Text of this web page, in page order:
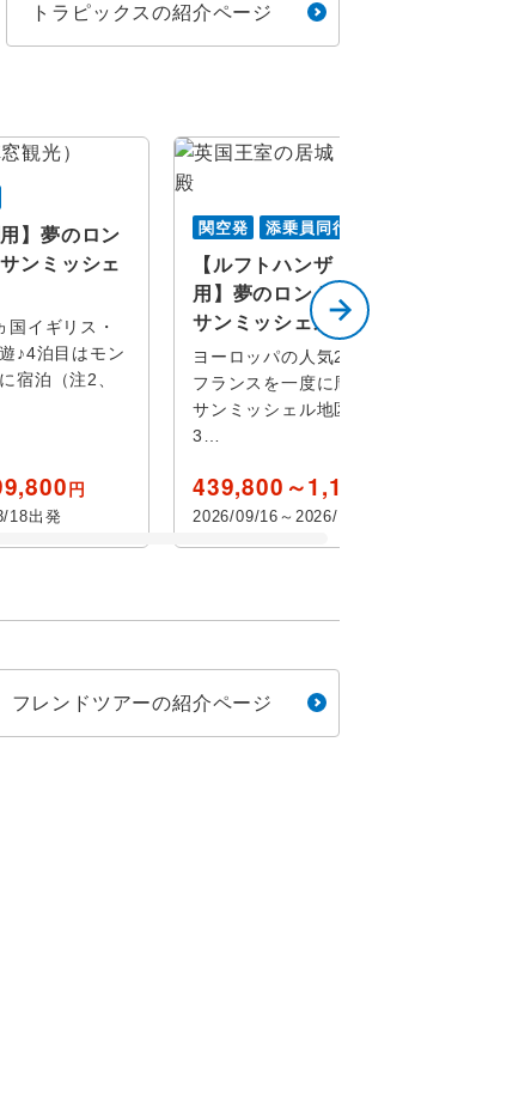
又は神戸
ンヌ
ン
ズ
金 土
き
ー
ゾート
トラピックスの紹介ページ
】夢のロン
ンミッシェ
国イギリス・
♪4泊目はモン
宿泊（注2、
円
18出発
関空発 添乗員同行
【ルフトハンザ ドイツ航空利
用】夢のロンドン・パリ・モン
サンミッシェル 8日間
ヨーロッパの人気2ヵ国イギリス・
フランスを一度に周遊♪4泊目はモン
サンミッシェル地区に宿泊（注2、
3…
439,800～1,179,800
2026/09/16～2026/10/17出発
フレンドツアーの紹介ページ